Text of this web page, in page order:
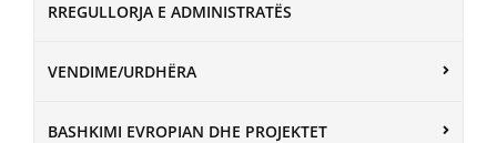
RREGULLORJA E ADMINISTRATËS
VENDIME/URDHËRA
BASHKIMI EVROPIAN DHE PROJEKTET